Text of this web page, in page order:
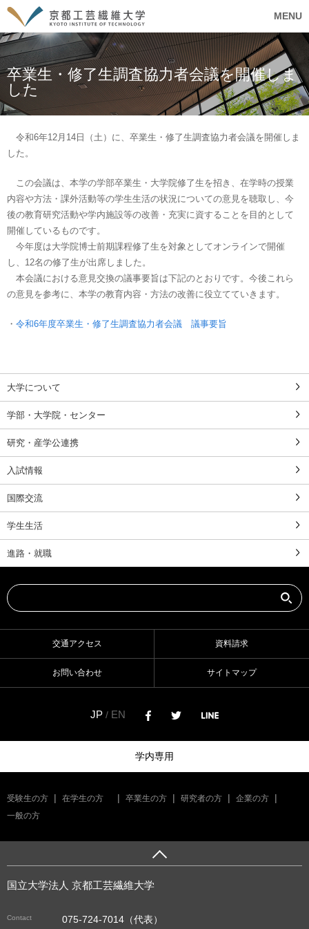
MENU
卒業生・修了生調査協力者会議を開催しま
した
令和6年12月14日（土）に、卒業生・修了生調査協力者会議を開催しま
した。
この会議は、本学の学部卒業生・大学院修了生を招き、在学時の授業
内容や方法・課外活動等の学生生活の状況についての意見を聴取し、今
後の教育研究活動や学内施設等の改善・充実に資することを目的として
開催しているものです。
今年度は大学院博士前期課程修了生を対象としてオンラインで開催
し、12名の修了生が出席しました。
本会議における意見交換の議事要旨は下記のとおりです。今後これら
の意見を参考に、本学の教育内容・方法の改善に役立てていきます。
・ 令和6年度卒業生・修了生調査協力者会議 議事要旨
大学について
学部・大学院・センター
研究・産学公連携
入試情報
国際交流
学生生活
進路・就職
交通アクセス 資料請求
お問い合わせ サイトマップ
JP / EN
学内専用
受験生の方 在学生の方 卒業生の方 研究者の方
企業の方
一般の方
国立大学法人 京都工芸繊維大学
Contact 075-724-7014（代表）